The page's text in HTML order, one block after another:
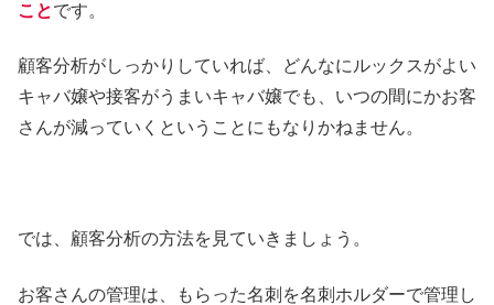
ことです。
顧客分析がしっかりしていれば、どんなにルックスがよい
キャバ嬢や接客がうまいキャバ嬢でも、いつの間にかお客
さんが減っていくということにもなりかねません。
では、顧客分析の方法を見ていきましょう。
お客さんの管理は、もらった名刺を名刺ホルダーで管理し